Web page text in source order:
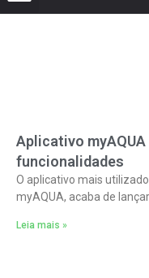
Aplicativo myAQUA
funcionalidades
O aplicativo mais
myAQUA, acaba de
Leia mais »